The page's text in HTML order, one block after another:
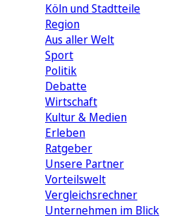
Köln und Stadtteile
Region
Aus aller Welt
Sport
Politik
Debatte
Wirtschaft
Kultur & Medien
Erleben
Ratgeber
Unsere Partner
Vorteilswelt
Vergleichsrechner
Unternehmen im Blick